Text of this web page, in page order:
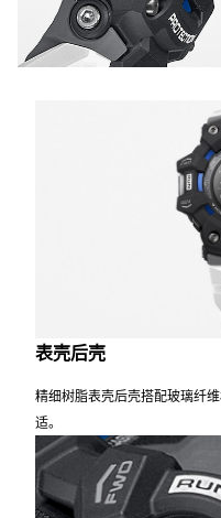
表壳后壳
精细树脂表壳后壳搭配玻璃纤
适。